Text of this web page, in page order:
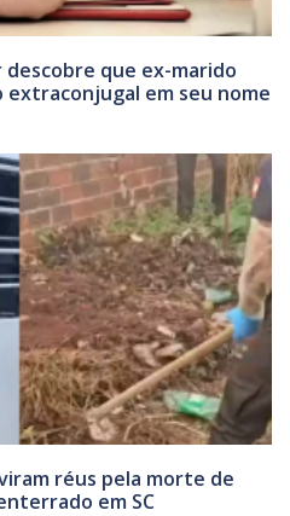
descobre que ex-marido
em seu nome
réus pela morte de
em SC